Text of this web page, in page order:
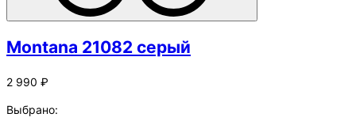
Montana 21082 серый
2 990 ₽
Выбрано: